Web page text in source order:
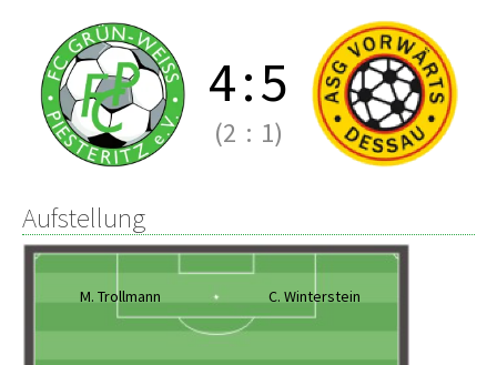
4:5
(2 : 1)
Aufstellung
M. Trollmann C. Winterstein